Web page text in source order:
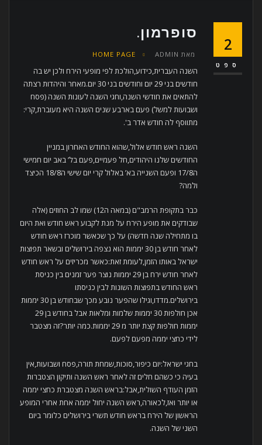
2
ספט
סופרמון.
מאת ADMIN
HOME PAGE
השנה העברית,כידוע,הולכת לפי מופעי הירח ולכן יש בה
חודשים בני 29 יום וחודשים בני 30 יום.מאחר והיהדות רצתה
להתאים את חודשי השנה,וחגי השנה לעונות השנה (פסח
ושבועות למשל) פעם בארבע שנים השנה היא מעוברת,קרי:
מתווסף לה חודש אדר ב'.
השנה ראש חודש אלול,שהוא החודש האחרון במניין
החודשים שלנו היהודים,חל פעמיים,פעם בל’ באב יום חמישי
ה17/8 ופעם השנייה בא’ באלול קרי יום שישי ה18/8 הכיצד
ולמה?
כבר בתקופת הרמב"ם (במאה ה12) שמו לב החוזים (אלה
שבודקים את מופע הירח על מנת לקבוע ראש חודש ואת היום
בו מתחילה שנה חדשה) על כך שכאשר מוכרז ראש חודש
לאחר חודש בן 30 יממות הוא נצפה בירושלים ובשאר תפוצות
ישראל באותו הזמן,לעומת זאת:כאשר מכריזים על ראש חודש
לאחר חודש ירח בן 29 יממות נוצר פער זמנים בין כניסת
ראש החודש בתפוצות השונות לבין כניסתו
בירושלים.מדדו,וגילו שהפער נובע מכך שבחודש בן 30 יממות
אכן חולפות 30 יממות שלמות ומלאות אבל בחודש בן 29
יממות חולפות קצת יותר מ 29 יממות.כמה יותר?זה מצטבר
לידי כחצי יממה מפעם לפעם.
בחגי ישראל:יום כיפור,סוכות,שמחת תורה,פסח ושבועות,אין
בעיה כי כשהם חלים זה לאחר ראש השנה ותיקון הצטברות
הזמן העודף השולית,אבל:בראש השנה מצטברת כחצי יממה
או יותר ואז,לכאורה,ראש השנה יחול יממה אחת אחרי המופע
הראשון של הירח בראש חודש תשרי בירושלים כלומר ביום
השני של השנה.